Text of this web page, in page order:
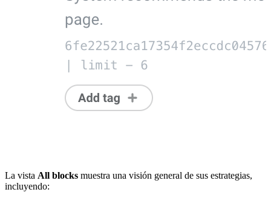
La vista All blocks muestra una visión general de sus estrategias,
incluyendo: